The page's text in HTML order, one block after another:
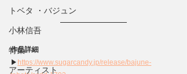
トベタ ・バジュン
小林信吾
特集
アーティスト
作品詳細
▶ https://www.sugarcandy.jp/release/bajune-